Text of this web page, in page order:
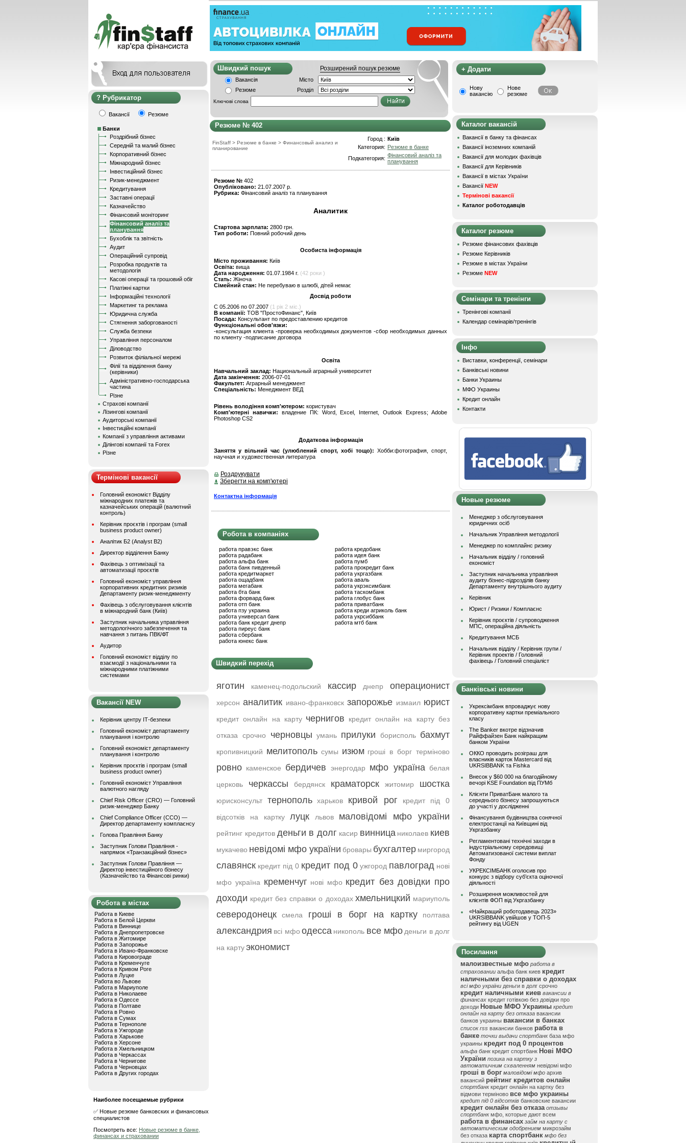
Рубрикатор
Вакансії Резюме
Банки
Роздрібний бізнес
Середній та малий бізнес
Корпоративний бізнес
Міжнародний бізнес
Інвестиційний бізнес
Ризик-менеджмент
Кредитування
Заставні операції
Казначейство
Фінансовий моніторинг
Фінансовий аналіз та
планування
Бухоблік та звітність
Аудит
Операційний супровід
Розробка продуктів та
методологія
Касові операції та грошовий обіг
Платіжні картки
Інформаційні технології
Маркетинг та реклама
Юридична служба
Стягнення заборгованості
Служба безпеки
Управління персоналом
Діловодство
Розвиток філіальної мережі
Філії та відділення банку
(керівники)
Адміністративно-господарська
частина
Різне
Страхові компанії
Лізингові компанії
Аудиторські компанії
Інвестиційні компанії
Компанії з управління активами
Ділінгові компанії та Forex
Різне
Термінові вакансії
Головний економіст Відділу
міжнародних платежів та
казначейських операцій (валютний
контроль)
Керівник проєктів і програм (small
business product owner)
Аналітик Б2 (Analyst B2)
Директор відділення Банку
Фахівець з оптимізації та
автоматизації проєктів
Головний економіст управління
корпоративних кредитних ризиків
Департаменту ризик-менеджменту
Фахівець з обслуговування клієнтів
в міжнародний банк (Київ)
Заступник начальника управління
методологічного забезпечення та
навчання з питань ПВК/ФТ
Аудитор
Головний економіст відділу по
взаємодії з національними та
міжнародними платіжними
системами
Вакансії NEW
Керівник центру ІТ-безпеки
Головний економіст департаменту
планування і контролю
Головний економіст департаменту
планування і контролю
Керівник проєктів і програм (small
business product owner)
Головний економіст Управління
валютного нагляду
Chief Risk Officer (CRO) — Головний
ризик-менеджер Банку
Chief Compliance Officer (CCO) —
Директор департаменту комплаєнсу
Голова Правління Банку
Заступник Голови Правління -
напрямок «Транзакційний бізнес»
Заступник Голови Правління —
Директор інвестиційного бізнесу
(Казначейство та Фінансові ринки)
Робота в містах
Работа в Киеве
Работа в Белой Церкви
Работа в Виннице
Работа в Днепропетровске
Работа в Житомире
Работа в Запорожье
Работа в Ивано-Франковске
Работа в Кировограде
Работа в Кременчуге
Работа в Кривом Роге
Работа в Луцке
Работа во Львове
Работа в Мариуполе
Работа в Николаеве
Работа в Одессе
Работа в Полтаве
Работа в Ровно
Работа в Сумах
Работа в Тернополе
Работа в Ужгороде
Работа в Харькове
Работа в Херсоне
Работа в Хмельницком
Работа в Черкассах
Работа в Чернигове
Работа в Черновцах
Работа в Других городах
Наиболее посещаемые рубрики
✅ Новые резюме банковских и финансовых
специалистов
Посмотреть все: Новые резюме в банке,
финансах и страховании
Швидкий пошук Розширений пошук резюме
Вакансія
Місто
Резюме
Розділ
Ключові слова
Резюме № 402
FinStaff > Резюме в банке > Финансовый анализ и
планирование
Город : Київ
Категория: Резюме в банке
Подкатегория: Фінансовий аналіз та
планування
Резюме № 402
Опубліковано: 21.07.2007 р.
Рубрика: Фінансовий аналіз та планування
Аналитик
Стартова зарплата: 2800 грн.
Тип роботи: Повний робочий день
Особиста інформація
Місто проживання: Київ
Освіта: вища
Дата народження: 01.07.1984 г. (42 роки )
Стать: Жіноча
Сімейний стан: Не перебуваю в шлюбі, дітей немає
Досвід роботи
C 05.2006 по 07.2007 (1 рік 2 міс.)
В компанії: ТОВ "ПростоФинанс", Київ
Посада: Консультант по предоставлению кредитов
Функціональні обов'язки:
-консультация клиента -проверка необходимых документов -сбор необходимых данных
по клиенту -подписание договора
Освіта
Навчальний заклад: Национальный аграрный университет
Дата закінчення: 2006-07-01
Факультет: Аграрный менеджмент
Спеціальність: Менеджмент ВЕД
Рівень володіння комп'ютером: користувач
Комп'ютерні навички: владение ПК: Word, Excel, Internet, Outlook Express; Adobe
Photoshop CS2
Додаткова інформація
Заняття у вільний час (улюблений спорт, хобі тощо): Хобби:фотография, спорт,
научная и художественная литература
Роздрукувати
Зберегти на комп'ютері
Контактна інформація
Робота в компаніях
работа правэкс банк
работа радабанк
работа альфа банк
работа банк пивденный
работа кредитмаркет
работа ощадбанк
работа мегабанк
работа бта банк
работа форвард банк
работа отп банк
работа пзу украина
работа универсал банк
работа банк кредит днепр
работа пиреус банк
работа сбербанк
работа юнекс банк
работа кредобанк
работа идея банк
работа пумб
работа прокредит банк
работа укргазбанк
работа аваль
работа укрэксимбанк
работа таскомбанк
работа глобус банк
работа приватбанк
работа креди агриколь банк
работа укрсиббанк
работа мтб банк
Швидкий перехід
яготин каменец-подольский кассир днепр операционист
херсон аналитик ивано-франковск запорожье измаил юрист
кредит онлайн на карту чернигов
кредит онлайн на карту без
отказа срочно
черновцы умань прилуки борисполь бахмут
кропивницкий мелитополь сумы изюм гроші в борг терміново
ровно каменское бердичев энергодар мфо україна белая
церковь
черкассы бердянск краматорск житомир шостка
юрисконсульт тернополь харьков кривой рог
кредит під 0
відсотків на картку
луцк львов маловідомі мфо україни
рейтинг кредитов деньги в долг касир винница николаев киев
мукачево невідомі мфо україни бровары бухгалтер миргород
славянск кредит під 0 кредит под 0 ужгород павлоград нові
мфо україна кременчуг нові мфо кредит без довідки про
доходи кредит без справки о доходах хмельницкий мариуполь
северодонецк смела гроші в борг на картку полтава
александрия всі мфо одесса никополь все мфо деньги в долг
на картуэкономист
+ Додати
Нову
вакансію
Нове
резюме
Каталог вакансій
Вакансії в банку та фінансах
Вакансії іноземних компаній
Вакансії для молодих фахівців
Вакансії для Керівників
Вакансії в містах України
Вакансії NEW
Термінові вакансії
Каталог роботодавців
Каталог резюме
Резюме фінансових фахівців
Резюме Керівників
Резюме в містах України
Резюме NEW
Семінари та тренінги
Тренінгові компанії
Календар семінарів/тренінгів
Інфо
Виставки, конференції, семінари
Банківські новини
Банки Украины
МФО Украины
Кредит онлайн
Контакти
Новые резюме
Менеджер з обслуговування
юридичних осіб
Начальник Управління методології
Менеджер по комплайнс ризику
Начальник відділу / головний
економіст
Заступник начальника управління
аудиту бізнес-підрозділів банку
Департаменту внутрішнього аудиту
Керівник
Юрист / Ризики / Комплаєнс
Керівник проєктів / супроводження
МПС, операційна діяльність
Кредитування МСБ
Начальник вiддiлу / Керівник групи /
Керівник проектів / Головний
фахівець / Головний спеціаліст
Банківські новини
Укрексімбанк впроваджує нову
корпоративну картки преміального
класу
The Banker вкотре відзначив
Райффайзен Банк найкращим
банком України
ОККО проводить розіграш для
власників карток Mastercard від
UKRSIBBANK та Fishka
Внесок у $60 000 на благодійному
вечорі KSE Foundation від ПУМб
Клієнти ПриватБанк малого та
середнього бізнесу запрошуються
до участі у дослідженні
Фінансування будівництва сонячної
електростанції на Київщині від
Укргазбанку
Регламентовані технічні заходи в
індустріальному середовищі
Автоматизованої системи виплат
Фонду
УКРЕКСІМБАНК оголосив про
конкурс з відбору суб’єкта оціночної
діяльності
Розширення можливостей для
клієнтів ФОП від Укргазбанку
«Найкращий роботодавець 2023»
UKRSIBBANK увійшов у ТОП-5
рейтингу від UGEN
Посилання
малоизвестные мфо работа в
страховании альфа банк киев кредит
наличными без справки о доходах
всі мфо україни деньги в долг срочно
кредит наличными киев вакансии в
финансах кредит готівкою без довідки про
доходи Новые МФО Украины кредит
онлайн на карту без отказа вакансии
банков украины вакансии в банках
список rss вакансии банков работа в
банке точки выдачи спортбанк база мфо
украины кредит под 0 процентов
альфа банк кредит спортбанк Нові МФО
України позика на картку з
автоматичним схваленням невідомі мфо
гроші в борг маловідомі мфо архив
вакансий рейтинг кредитов онлайн
спортбанк кредит онлайн на картку без
відмови терміново все мфо украины
кредит під 0 відсотків банковские вакансии
кредит онлайн без отказа отзывы
спортбанк мфо, которые дают всем
работа в финансах займ на карту с
автоматическим одобрением микрозайм
без отказа карта спортбанк мфо без